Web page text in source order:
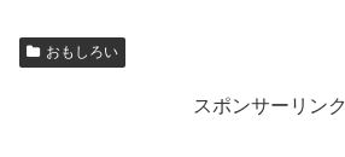
おもしろい
スポンサーリンク